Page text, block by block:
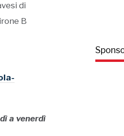
di
B
a venerdì